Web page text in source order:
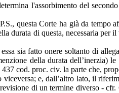
l'assorbimento del
questa Corte ha già da
durata di questa, necessaria
sia fatto onere soltanto di
della durata dell’inerzia)
cod. proc. civ. la parte che,
e, dall’altro lato, il
di un termine diverso -